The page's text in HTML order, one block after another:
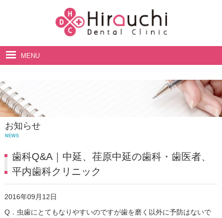
MENU
アクセス・診療時間
お知らせ
NEWS
歯科Q&A｜中延、荏原中延の歯科・歯医者、
平内歯科クリニック
2016年09月12日
Q．虫歯にとてもなりやすいのですが歯を磨く以外に予防はないで